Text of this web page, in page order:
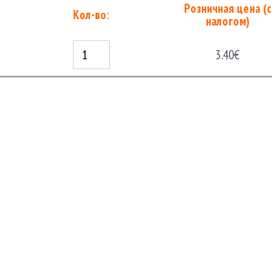
Кол-во:
Розничная цена (с
налогом)
3.40€